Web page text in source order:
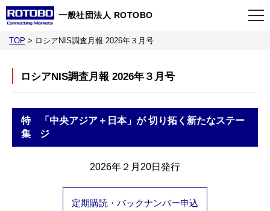
一般社団法人 ROTOBO
当会について
TOP > ロシアNIS調査月報 2026年３月号
ロシアNIS調査月報 2026年３月号
特
集
「中央アジア＋日本」が 切り拓く新たなステー
ジ
2026年２月20日発行
定期購読・バックナンバー申込